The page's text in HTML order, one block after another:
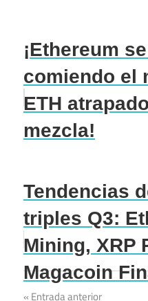
¡Ethereum
comiendo el
ETH
mezcla!
Tendencias
triples Q3:
Mining, XRP
Magacoin
Entrada anterior